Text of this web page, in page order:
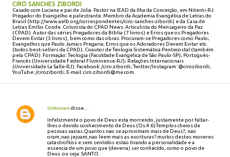
CIRO SANCHES ZIBORDI
Casado com Luciana e pai de Júlia. Pastor na IEAD da Ilha da Conceição, em Niterói-RJ.
Pregador do Evangelho e palestrante. Membro da Academia Evangélica de Letras do
Brasil (http://www.aelb.org/correspondentes/ciro-sanches-zibordi) e da Casa de
Letras Emílio Conde. Colunista do CPAD News. Articulista do Mensageiro da Paz
(CPAD). Autor das séries Pregadores da Bíblia (7 livros) e Erros que os Pregadores
Devem Evitar (3 livros), bem como das obras: Procuram-se Pregadores como Paulo;
Evangelhos que Paulo Jamais Pregaria; Erros que os Adoradores Devem Evitar etc.
(todos best-sellers da CPAD). Coautor de Teologia Sistemática Pentecostal (também
pela CPAD). Formação: Teologia (Faculdade Evangélica de São Paulo-SP); Português-
Francês (Universidade Federal Fluminense-RJ); Relações Internacionais
(Universidade La Salle-RJ). Facebook: /ciro.zibordi; Twitter/Instagram: @cirozibordi;
YouTube: /cirozibordi; E-mail: ciro.zibordi@me.com.
C
o
Unknown disse…
Infelizmente o povo de Deus esta morrendo, justamente por faltar-
lhes o devido conhecimento de Deus.(Os.4.6).Templos cheios de
pessoas vazias.Quantos nao se aproximam mais de Deus?, nao
oram,nao jejuam,nao leem mais as escrituras?.muitos destes moveres
catastroficos e sem sentidos estao tirando a personalidade e a
essencia de um povo que (deveria) ser conhecido, como o povo de
Deus. ou seja: SANTO.